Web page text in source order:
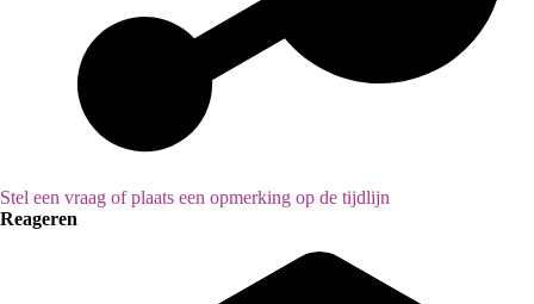
Stel een vraag of plaats een opmerking op de tijdlijn
Reageren